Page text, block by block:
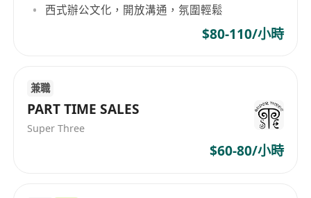
西式辦公文化，開放溝通，氛圍輕鬆
$80-110/小時
兼職
PART TIME SALES
Super Three
$60-80/小時